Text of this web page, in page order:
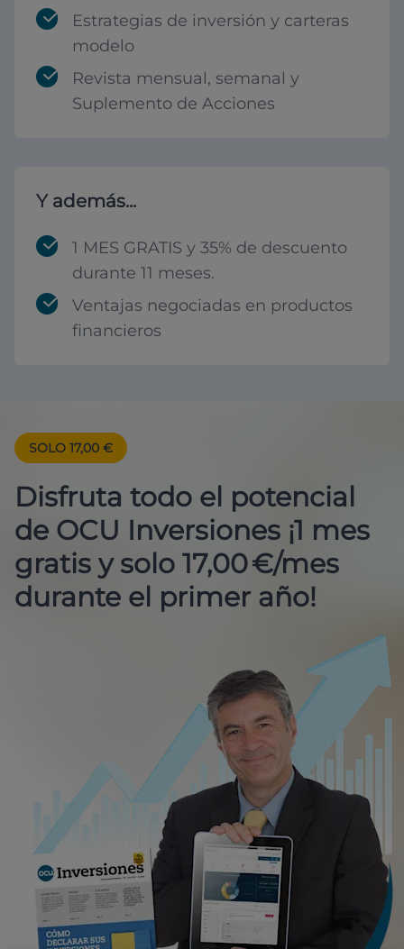
Estrategias de inversión y carteras
modelo
Revista mensual, semanal y
Suplemento de Acciones
Y además...
1 MES GRATIS y 35% de descuento
durante 11 meses.
Ventajas negociadas en productos
financieros
SOLO 17,00 €
Disfruta todo el potencial
de OCU Inversiones ¡1 mes
gratis y solo 17,00 €/mes
durante el primer año!